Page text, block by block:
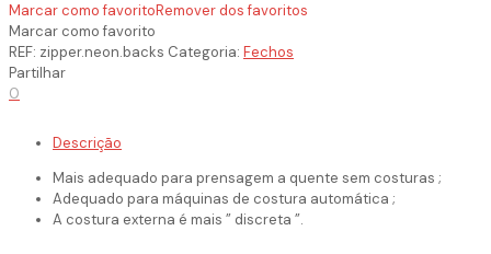
Marcar como favoritoRemover dos favoritos
Marcar como favorito
REF: zipper.neon.backs Categoria: Fechos
Partilhar
0
Descrição
Mais adequado para prensagem a quente sem costuras ;
Adequado para máquinas de costura automática ;
A costura externa é mais ” discreta ”.